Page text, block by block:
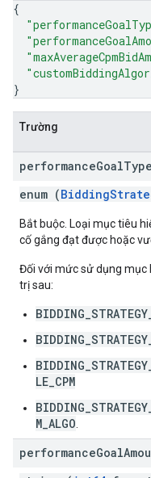
{
}
Trường
performanceGoalType
enum (
Bắt buộc. Loại mục tiêu
cố gắng đạt được hoặc
Đối với mức sử dụng mục
trị sau:
LE_CPM
M_ALGO
performanceGoal